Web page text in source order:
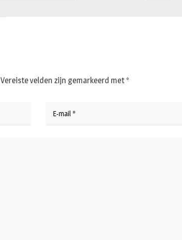
Vereiste velden zijn gemarkeerd met *